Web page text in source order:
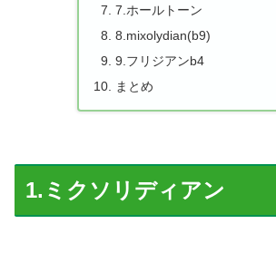
7.ホールトーン
8.mixolydian(b9)
9.フリジアンb4
まとめ
1.ミクソリディアン